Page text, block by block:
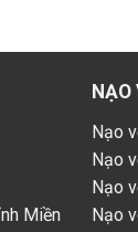
Miền
NẠO
Nạo
Nạo
Nạo
Nạo